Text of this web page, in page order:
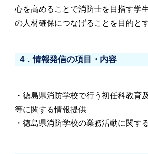
心を高めることで消防士を目指す学
の人材確保につなげることを目的とす
4．情報発信の項目・内容
・徳島県消防学校で行う初任科教育
等に関する情報提供
・徳島県消防学校の業務活動に関す